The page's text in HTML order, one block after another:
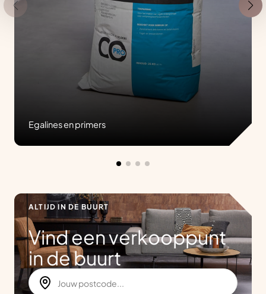
Egalines en primers
ALTIJD IN DE BUURT
Vind een verkooppunt
in de buurt